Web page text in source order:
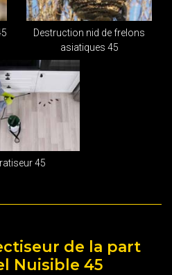
Destruction nid de frelons
asiatiques 45
45
de la part
Nuisible 45